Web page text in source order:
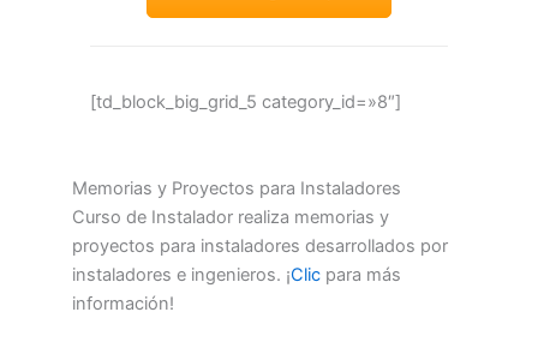
[td_block_big_grid_5 category_id=»8″]
Memorias y Proyectos para Instaladores
Curso de Instalador realiza memorias y
proyectos para instaladores desarrollados por
instaladores e ingenieros. ¡Clic para más
información!